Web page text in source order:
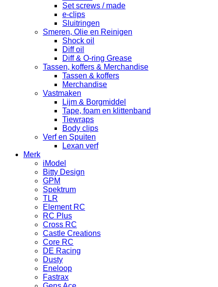
Set screws / made
e-clips
Sluitringen
Smeren, Olie en Reinigen
Shock oil
Diff oil
Diff & O-ring Grease
Tassen, koffers & Merchandise
Tassen & koffers
Merchandise
Vastmaken
Lijm & Borgmiddel
Tape, foam en klittenband
Tiewraps
Body clips
Verf en Spuiten
Lexan verf
Merk
iModel
Bitty Design
GPM
Spektrum
TLR
Element RC
RC Plus
Cross RC
Castle Creations
Core RC
DE Racing
Dusty
Eneloop
Fastrax